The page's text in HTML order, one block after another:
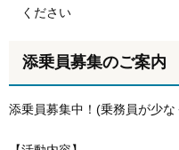
ください
添乗員募集のご案内
添乗員募集中！(乗務員が少な